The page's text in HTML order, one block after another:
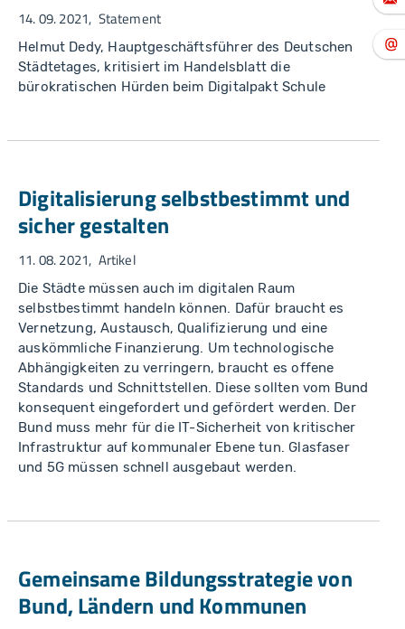
14. 09. 2021 Statement
Helmut Dedy, Hauptgeschäftsführer des Deutschen
Städtetages, kritisiert im Handelsblatt die
bürokratischen Hürden beim Digitalpakt Schule
Digitalisierung selbstbestimmt und
sicher gestalten
11. 08. 2021 Artikel
Die Städte müssen auch im digitalen Raum
selbstbestimmt handeln können. Dafür braucht es
Vernetzung, Austausch, Qualifizierung und eine
auskömmliche Finanzierung. Um technologische
Abhängigkeiten zu verringern, braucht es offene
Standards und Schnittstellen. Diese sollten vom Bund
konsequent eingefordert und gefördert werden. Der
Bund muss mehr für die IT-Sicherheit von kritischer
Infrastruktur auf kommunaler Ebene tun. Glasfaser
und 5G müssen schnell ausgebaut werden.
Gemeinsame Bildungsstrategie von
Bund, Ländern und Kommunen